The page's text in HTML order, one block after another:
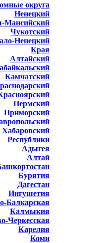
округа
Ненецкий
Мансийский
Чукотский
Ненецкий
Края
Алтайский
Камчатский
Пермский
Приморский
Хабаровский
Республики
Адыгея
Алтай
Бурятия
Дагестан
Ингушетия
Балкарская
Калмыкия
Черкесская
Карелия
Коми